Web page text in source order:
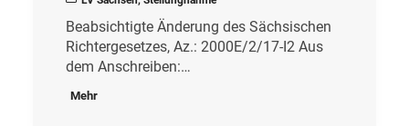
Beabsichtigte Änderung des Sächsischen
Richtergesetzes, Az.: 2000E/2/17-I2 Aus
dem Anschreiben:…
Mehr